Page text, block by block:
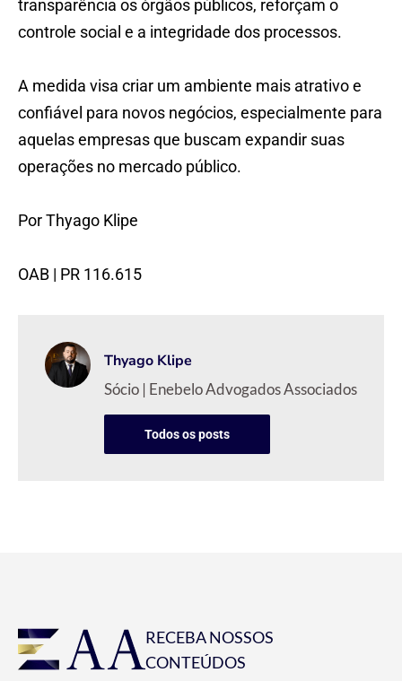
transparência os órgãos públicos, reforçam o
controle social e a integridade dos processos.
A medida visa criar um ambiente mais atrativo e
confiável para novos negócios, especialmente para
aquelas empresas que buscam expandir suas
operações no mercado público.
Por Thyago Klipe
OAB | PR 116.615
Thyago Klipe
Sócio | Enebelo Advogados Associados
Todos os posts
RECEBA NOSSOS
CONTEÚDOS